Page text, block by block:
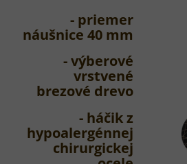
- priemer
náušnice 40 mm
- výberové
vrstvené
brezové drevo
- háčik z
hypoalergénnej
chirurgickej